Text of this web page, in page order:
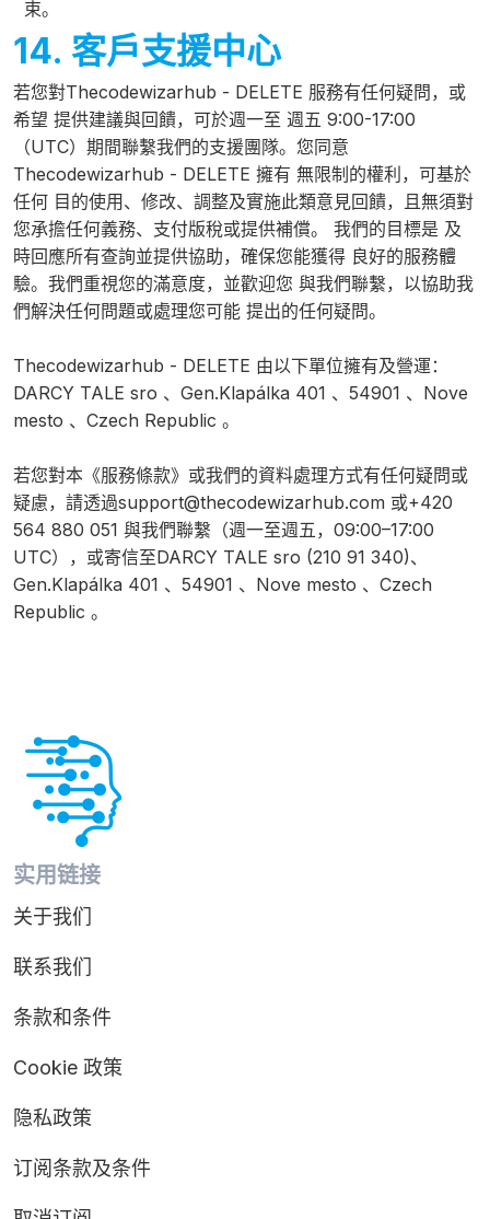
束。
14. 客戶支援中心
若您對Thecodewizarhub - DELETE 服務有任何疑問，或
希望 提供建議與回饋，可於週一至 週五 9:00-17:00
（UTC）期間聯繫我們的支援團隊。您同意
Thecodewizarhub - DELETE 擁有 無限制的權利，可基於
任何 目的使用、修改、調整及實施此類意見回饋，且無須對
您承擔任何義務、支付版稅或提供補償。 我們的目標是 及
時回應所有查詢並提供協助，確保您能獲得 良好的服務體
驗。我們重視您的滿意度，並歡迎您 與我們聯繫，以協助我
們解決任何問題或處理您可能 提出的任何疑問。
Thecodewizarhub - DELETE 由以下單位擁有及營運：
DARCY TALE sro 、Gen.Klapálka 401 、54901 、Nove
mesto 、Czech Republic 。
若您對本《服務條款》或我們的資料處理方式有任何疑問或
疑慮，請透過support@thecodewizarhub.com 或+420
564 880 051 與我們聯繫（週一至週五，09:00–17:00
UTC），或寄信至DARCY TALE sro (210 91 340)、
Gen.Klapálka 401 、54901 、Nove mesto 、Czech
Republic 。
实用链接
关于我们
联系我们
条款和条件
Cookie 政策
隐私政策
订阅条款及条件